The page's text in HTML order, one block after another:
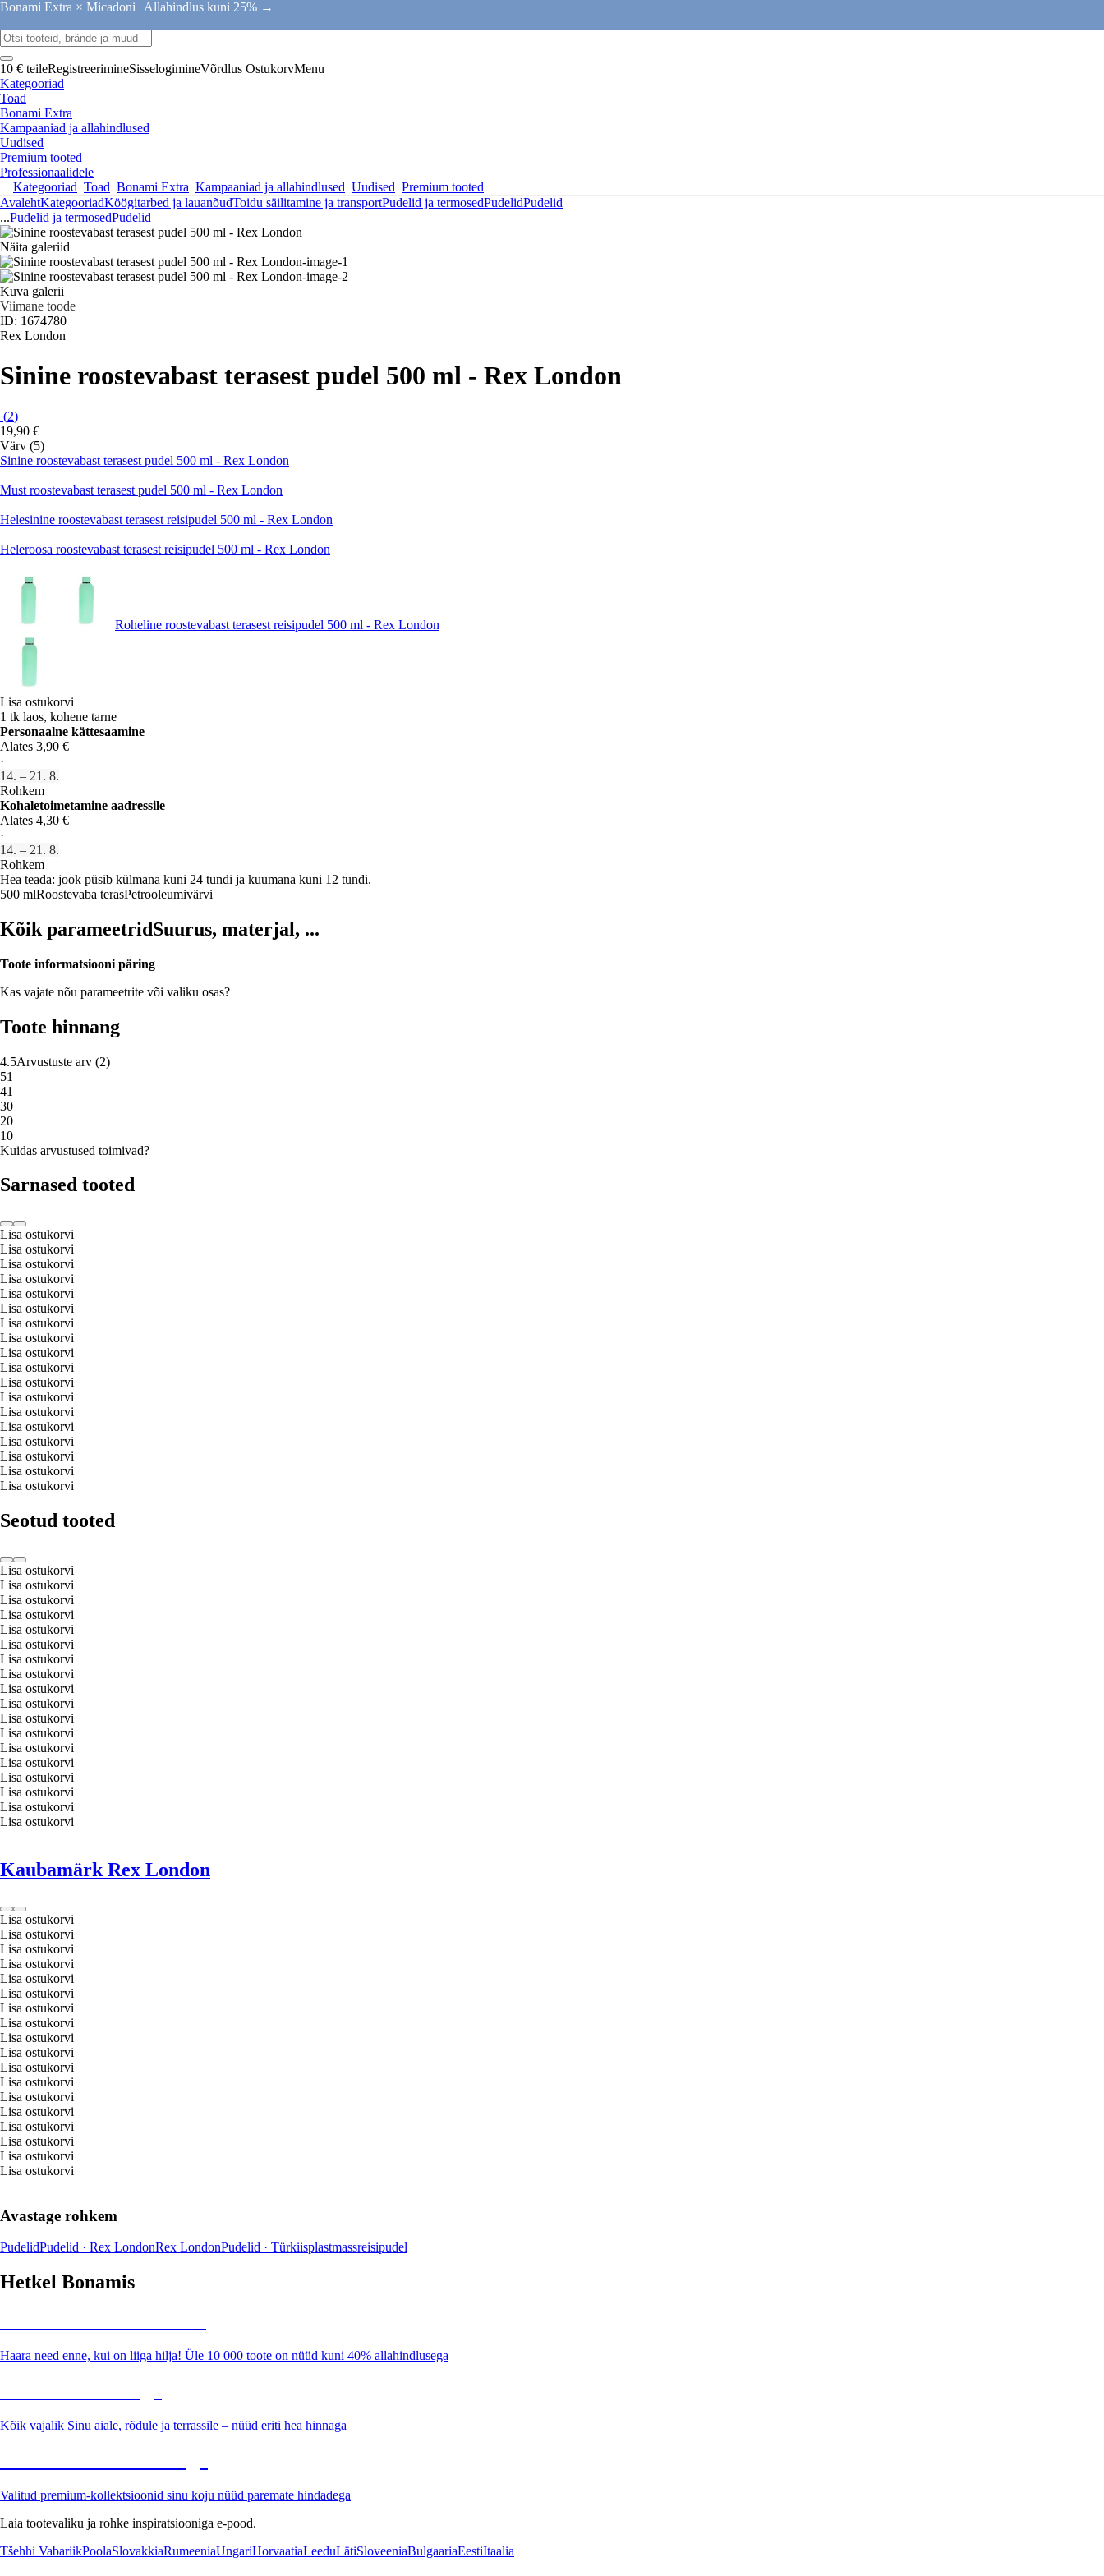
Bonami Extra × Micadoni | Allahindlus kuni 25% →
10 € teileRegistreerimineSisselogimineVõrdlus OstukorvMenu
Kategooriad
Toad
Bonami Extra
Kampaaniad ja allahindlused
Uudised
Premium tooted
Professionaalidele
Kategooriad Toad Bonami Extra Kampaaniad ja allahindlused Uudised Premium tooted
AvalehtKategooriadKöögitarbed ja lauanõudToidu säilitamine ja transportPudelid ja termosedPudelidPudelid
...Pudelid ja termosedPudelid
Näita galeriid
Kuva galerii
Viimane toode
ID: 1674780
Rex London
Sinine roostevabast terasest pudel 500 ml - Rex London
(2)
19,90 €
Värv (5)
Sinine roostevabast terasest pudel 500 ml - Rex London
Must roostevabast terasest pudel 500 ml - Rex London
Helesinine roostevabast terasest reisipudel 500 ml - Rex London
Heleroosa roostevabast terasest reisipudel 500 ml - Rex London
Roheline roostevabast terasest reisipudel 500 ml - Rex London
Lisa ostukorvi
1 tk laos, kohene tarne
Personaalne kättesaamine
Alates 3,90 €
·
14. – 21. 8.
Rohkem
Kohaletoimetamine aadressile
Alates 4,30 €
·
14. – 21. 8.
Rohkem
Hea teada: jook püsib külmana kuni 24 tundi ja kuumana kuni 12 tundi.
500 mlRoostevaba terasPetrooleumivärvi
Kõik parameetridSuurus, materjal, ...
Toote informatsiooni päring
Kas vajate nõu parameetrite või valiku osas?
Toote hinnang
4.5Arvustuste arv (2)
51
41
30
20
10
Kuidas arvustused toimivad?
Sarnased tooted
Lisa ostukorvi
Lisa ostukorvi
Lisa ostukorvi
Lisa ostukorvi
Lisa ostukorvi
Lisa ostukorvi
Lisa ostukorvi
Lisa ostukorvi
Lisa ostukorvi
Lisa ostukorvi
Lisa ostukorvi
Lisa ostukorvi
Lisa ostukorvi
Lisa ostukorvi
Lisa ostukorvi
Lisa ostukorvi
Lisa ostukorvi
Lisa ostukorvi
Seotud tooted
Lisa ostukorvi
Lisa ostukorvi
Lisa ostukorvi
Lisa ostukorvi
Lisa ostukorvi
Lisa ostukorvi
Lisa ostukorvi
Lisa ostukorvi
Lisa ostukorvi
Lisa ostukorvi
Lisa ostukorvi
Lisa ostukorvi
Lisa ostukorvi
Lisa ostukorvi
Lisa ostukorvi
Lisa ostukorvi
Lisa ostukorvi
Lisa ostukorvi
Kaubamärk Rex London
Lisa ostukorvi
Lisa ostukorvi
Lisa ostukorvi
Lisa ostukorvi
Lisa ostukorvi
Lisa ostukorvi
Lisa ostukorvi
Lisa ostukorvi
Lisa ostukorvi
Lisa ostukorvi
Lisa ostukorvi
Lisa ostukorvi
Lisa ostukorvi
Lisa ostukorvi
Lisa ostukorvi
Lisa ostukorvi
Lisa ostukorvi
Lisa ostukorvi
Avastage rohkem
PudelidPudelid · Rex LondonRex LondonPudelid · Türkiisplastmassreisipudel
Hetkel Bonamis
Haara need enne, kui on liiga hilja! Üle 10 000 toote on nüüd kuni 40% allahindlusega
Kõik vajalik Sinu aiale, rõdule ja terrassile – nüüd eriti hea hinnaga
Valitud premium-kollektsioonid sinu koju nüüd paremate hindadega
Laia tootevaliku ja rohke inspiratsiooniga e-pood.
Tšehhi VabariikPoolaSlovakkiaRumeeniaUngariHorvaatiaLeeduLätiSloveeniaBulgaariaEestiItaalia